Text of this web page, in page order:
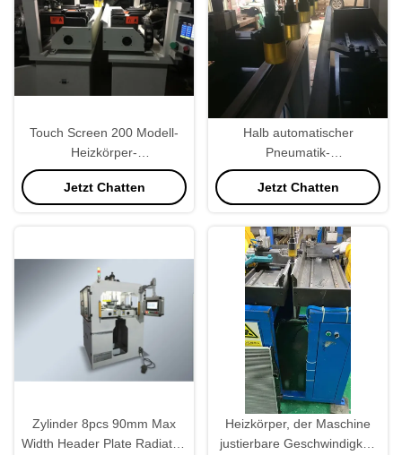
Touch Screen 200 Modell-
Heizkörper-
Quetschwerkzeug,
Heizkörper-Herstellungs-
Jetzt Chatten
Halb automatischer
Pneumatik-
Plastikwasserkasten-
Quetschwerkzeug
Jetzt Chatten
Zylinder 8pcs 90mm Max
Width Header Plate Radiator,
Heizkörper, der Maschine
justierbare Geschwindigkeit